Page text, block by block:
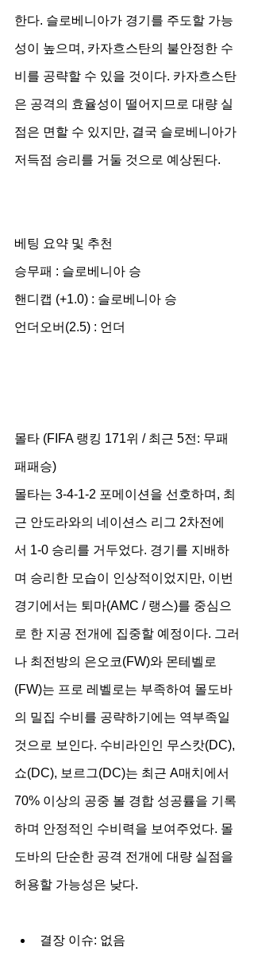
한다. 슬로베니아가 경기를 주도할 가능
성이 높으며, 카자흐스탄의 불안정한 수
비를 공략할 수 있을 것이다. 카자흐스탄
은 공격의 효율성이 떨어지므로 대량 실
점은 면할 수 있지만, 결국 슬로베니아가
저득점 승리를 거둘 것으로 예상된다.
베팅 요약 및 추천
승무패 : 슬로베니아 승
핸디캡 (+1.0) : 슬로베니아 승
언더오버(2.5) : 언더
몰타 (FIFA 랭킹 171위 / 최근 5전: 무패
패패승)
몰타는 3-4-1-2 포메이션을 선호하며, 최
근 안도라와의 네이션스 리그 2차전에
서 1-0 승리를 거두었다. 경기를 지배하
며 승리한 모습이 인상적이었지만, 이번
경기에서는 퇴마(AMC / 랭스)를 중심으
로 한 지공 전개에 집중할 예정이다. 그러
나 최전방의 은오코(FW)와 몬테벨로
(FW)는 프로 레벨로는 부족하여 몰도바
의 밀집 수비를 공략하기에는 역부족일
것으로 보인다. 수비라인인 무스캇(DC),
쇼(DC), 보르그(DC)는 최근 A매치에서
70% 이상의 공중 볼 경합 성공률을 기록
하며 안정적인 수비력을 보여주었다. 몰
도바의 단순한 공격 전개에 대량 실점을
허용할 가능성은 낮다.
결장 이슈: 없음